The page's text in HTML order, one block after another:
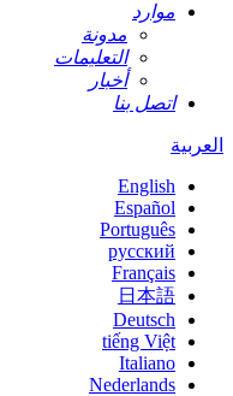
موارد
مدونة
التعليمات
أخبار
اتصل بنا
العربية
English
Español
Português
русский
Français
日本語
Deutsch
tiếng Việt
Italiano
Nederlands